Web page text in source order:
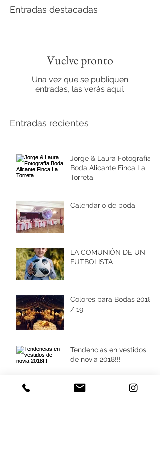
Entradas destacadas
Vuelve pronto
Una vez que se publiquen
entradas, las verás aquí.
Entradas recientes
Jorge & Laura Fotografía
Boda Alicante Finca La
Torreta
Calendario de boda
LA COMUNIÓN DE UN
FUTBOLISTA
Colores para Bodas 2018
/ 19
Tendencias en vestidos
de novia 2018!!!